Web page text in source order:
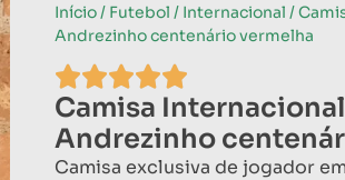
Início/ Futebol / Internacional /
Andrezinho centenário vermelha
Camisa
Andrezinho
Camisa exclusiva de jogador